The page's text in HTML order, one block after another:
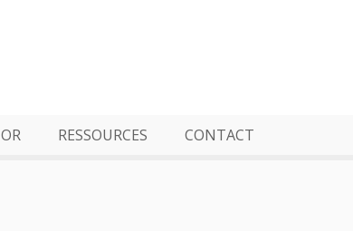
RESSOURCES CONTACT